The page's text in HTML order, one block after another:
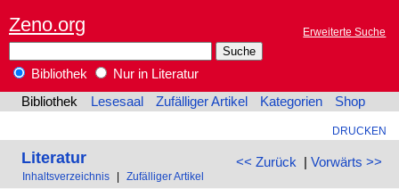
Zeno.org Erweiterte Suche
Bibliothek
Nur in Literatur
Bibliothek
Lesesaal Zufälliger Artikel Kategorien Shop
DRUCKEN
<< Zurück | Vorwärts >>
Literatur
Inhaltsverzeichnis Zufälliger Artikel